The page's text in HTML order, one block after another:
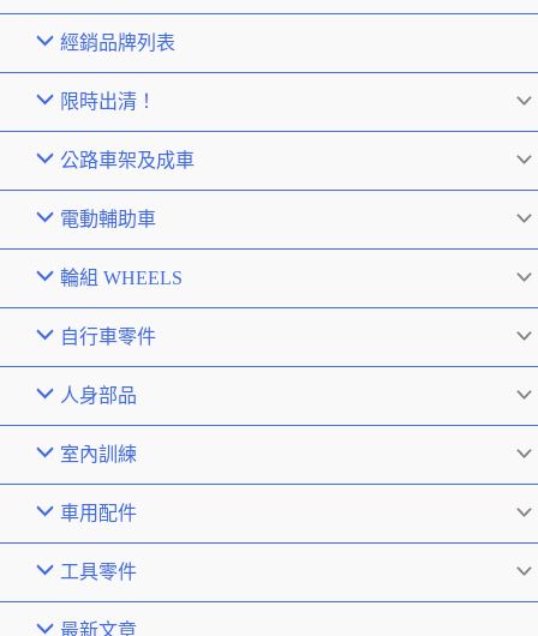
經銷品牌列表
限時出清！
公路車架及成車
電動輔助車
輪組 WHEELS
自行車零件
人身部品
室內訓練
車用配件
工具零件
最新文章